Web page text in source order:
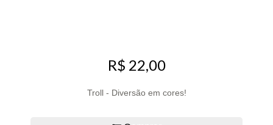
R$ 22,00
Troll - Diversão em cores!